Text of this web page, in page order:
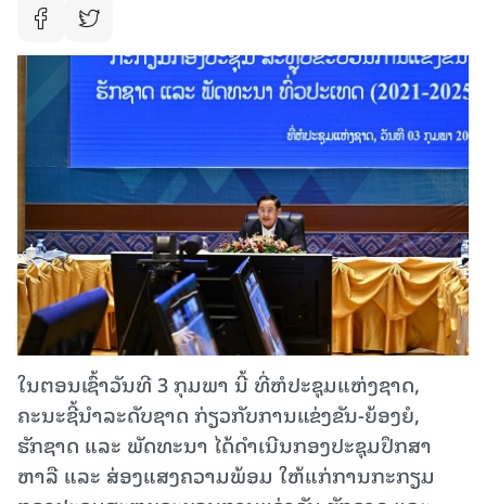
ໃນຕອນເຊົ້າວັນທີ 3 ກຸມພາ ນີ້ ທີ່ຫໍປະຊຸມແຫ່ງຊາດ,
ຄະນະຊີ້ນໍາລະດັບຊາດ ກ່ຽວກັບການແຂ່ງຂັນ-ຍ້ອງຍໍ,
ຮັກຊາດ ແລະ ພັດທະນາ ໄດ້ດຳເນີນກອງປະຊຸມປຶກສາ
ຫາລື ແລະ ສ່ອງແສງຄວາມພ້ອມ ໃຫ້ແກ່ການກະກຽມ